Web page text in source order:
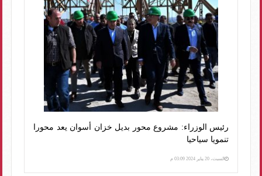
رئيس الوزراء: مشروع محور بديل خزان أسوان يعد محورا
تنمويا سياحيا
السبت، 20 يناير 2024 03:09 م